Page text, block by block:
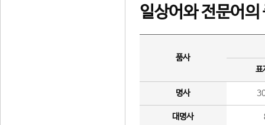
일상어와 전문어의
품사
표
명사
대명사